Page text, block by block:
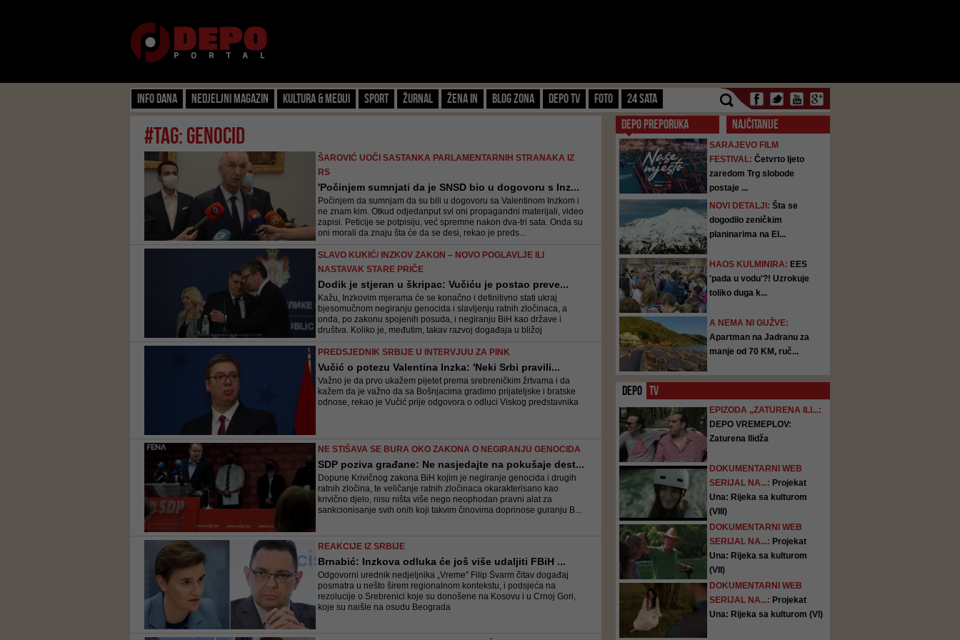
Info dana Nedjeljni magazin Kultura & Mediji Sport Žurnal Žena IN Blog zona Depo TV FOTO 24 SATA
#tag: genocid
ŠAROVIĆ UOČI SASTANKA PARLAMENTARNIH STRANAKA IZ
RS
'Počinjem sumnjati da je SNSD bio u dogovoru s Inz...
Počinjem da sumnjam da su bili u dogovoru sa Valentinom Inzkom i
ne znam kim. Otkud odjedanput svi oni propagandni materijali, video
zapisi. Peticije se potpisiju, već spremne nakon dva-tri sata. Onda su
oni morali da znaju šta će da se desi, rekao je preds...
SLAVO KUKIĆ/ INZKOV ZAKON – NOVO POGLAVLJE ILI
NASTAVAK STARE PRIČE
Dodik je stjeran u škripac: Vučiću je postao preve...
Kažu, Inzkovim mjerama će se konačno i definitivno stati ukraj
bjesomučnom negiranju genocida i slavljenju ratnih zločinaca, a
onda, po zakonu spojenih posuda, i negiranju BiH kao države i
društva. Koliko je, međutim, takav razvoj događaja u bližoj
PREDSJEDNIK SRBIJE U INTERVJUU ZA PINK
Vučić o potezu Valentina Inzka: 'Neki Srbi pravili...
Važno je da prvo ukažem pijetet prema srebreničkim žrtvama i da
kažem da je važno da sa Bošnjacima gradimo prijateljske i bratske
odnose, rekao je Vučić prije odgovora o odluci Viskog predstavnika
NE STIŠAVA SE BURA OKO ZAKONA O NEGIRANJU GENOCIDA
SDP poziva građane: Ne nasjedajte na pokušaje dest...
Dopune Krivičnog zakona BiH kojim je negiranje genocida i drugih
ratnih zločina, te veličanje ratnih zločinaca okarakterisano kao
krivično djelo, nisu ništa više nego neophodan pravni alat za
sankcionisanje svih onih koji takvim činovima doprinose guranju B...
REAKCIJE IZ SRBIJE
Brnabić: Inzkova odluka će još više udaljiti FBiH ...
Odgovorni urednik nedjeljnika „Vreme" Filip Švarm čitav događaj
posmatra u nešto širem regionalnom kontekstu, i podsjeća na
rezolucije o Srebrenici koje su donošene na Kosovu i u Crnoj Gori,
koje su naišle na osudu Beograda
DEPO PREPORUKA NAJČITANIJE
SARAJEVO FILM
FESTIVAL: Četvrto ljeto
zaredom Trg slobode
postaje ...
NOVI DETALJI: Šta se
dogodilo zeničkim
planinarima na El...
HAOS KULMINIRA: EES
'pada u vodu'?! Uzrokuje
toliko duga k...
A NEMA NI GUŽVE:
Apartman na Jadranu za
manje od 70 KM, ruč...
DEPO TV
EPIZODA „ZATURENA ILI...:
DEPO VREMEPLOV:
Zaturena Ilidža
DOKUMENTARNI WEB
SERIJAL NA...: Projekat
Una: Rijeka sa kulturom
(VIII)
DOKUMENTARNI WEB
SERIJAL NA...: Projekat
Una: Rijeka sa kulturom
(VII)
DOKUMENTARNI WEB
SERIJAL NA...: Projekat
Una: Rijeka sa kulturom (VI)